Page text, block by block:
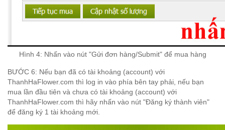
Hình 4: Nhấn vào nút "Gửi đơn hàng/Submit" để mua hàng
BƯỚC 6: Nếu bạn đã có tài khoảng (account) với
ThanhHaFlower.com thì log in vào phía bên tay phải, nếu bạn
mua lần đầu tiên và chưa có tài khoảng (account) với
ThanhHaFlower.com thì hãy nhấn vào nút "Đăng ký thành viên"
để đăng ký 1 tài khoảng mới.